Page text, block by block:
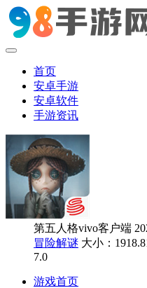
首页
安卓手游
安卓软件
手游资讯
第五人格vivo客户端
冒险解谜 大小：
7.0
游戏首页